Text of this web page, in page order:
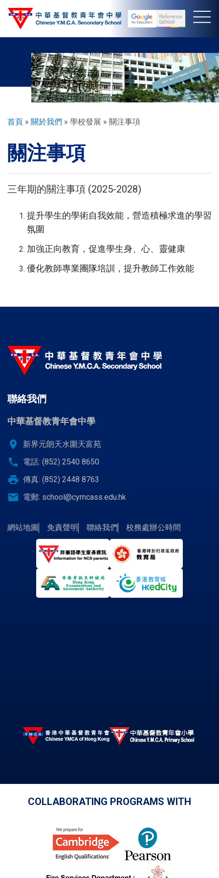
導
連
結
首頁 關於我們 學校發展 關注事項
關注事項
三年期的關注事項 (2025-2028)
提升學生的學術自我效能，營造積極求進的學習
氛圍
加強正向教育，促進學生身、心、靈健康
優化教師專業團隊培訓，提升教師工作效能
聯絡我們
中華基督教青年會中學
location_on 新界元朗天水圍天富苑
call 電話: (852) 2540 8650
print 傳真: (852) 2448 8763
email 電郵: school@cymcass.edu.hk
網站地圖 免責聲明 聯絡我們 校務處辦公時間
COLLABORATING PROGRAMS WITH